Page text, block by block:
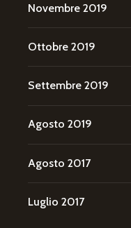
Novembre 2019
Ottobre 2019
Settembre 2019
Agosto 2019
Agosto 2017
Luglio 2017